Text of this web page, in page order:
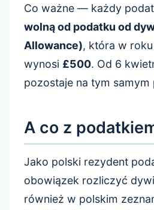
Co ważne — każdy
wolną od podatku od
Allowance), która w
wynosi £500. Od 6
pozostaje na tym samym
A co z
Jako polski rezydent
obowiązek rozliczyć
również w polskim